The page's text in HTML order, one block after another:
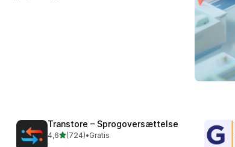
Transtore – Sprogoversættelse
4,6ud af 5 stjerner
(724)
724 anmeldelser i alt
•Gratis